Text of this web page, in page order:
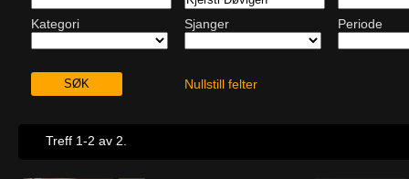
Kategori Sjanger Periode
Nullstill felter
Treff 1-2 av 2.